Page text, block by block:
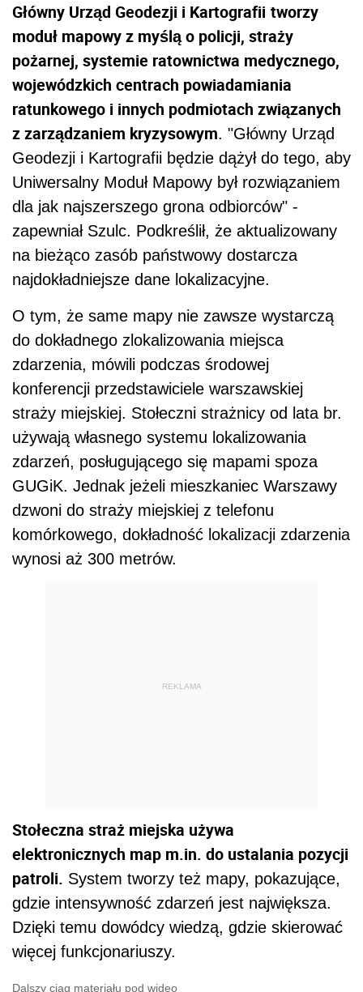
Główny Urząd Geodezji i Kartografii tworzy
moduł mapowy z myślą o policji, straży
pożarnej, systemie ratownictwa medycznego,
wojewódzkich centrach powiadamiania
ratunkowego i innych podmiotach związanych
z zarządzaniem kryzysowym. "Główny Urząd
Geodezji i Kartografii będzie dążył do tego, aby
Uniwersalny Moduł Mapowy był rozwiązaniem
dla jak najszerszego grona odbiorców" -
zapewniał Szulc. Podkreślił, że aktualizowany
na bieżąco zasób państwowy dostarcza
najdokładniejsze dane lokalizacyjne.
O tym, że same mapy nie zawsze wystarczą
do dokładnego zlokalizowania miejsca
zdarzenia, mówili podczas środowej
konferencji przedstawiciele warszawskiej
straży miejskiej. Stołeczni strażnicy od lata br.
używają własnego systemu lokalizowania
zdarzeń, posługującego się mapami spoza
GUGiK. Jednak jeżeli mieszkaniec Warszawy
dzwoni do straży miejskiej z telefonu
komórkowego, dokładność lokalizacji zdarzenia
wynosi aż 300 metrów.
REKLAMA
Stołeczna straż miejska używa
elektronicznych map m.in. do ustalania pozycji
patroli. System tworzy też mapy, pokazujące,
gdzie intensywność zdarzeń jest największa.
Dzięki temu dowódcy wiedzą, gdzie skierować
więcej funkcjonariuszy.
Dalszy ciąg materiału pod wideo